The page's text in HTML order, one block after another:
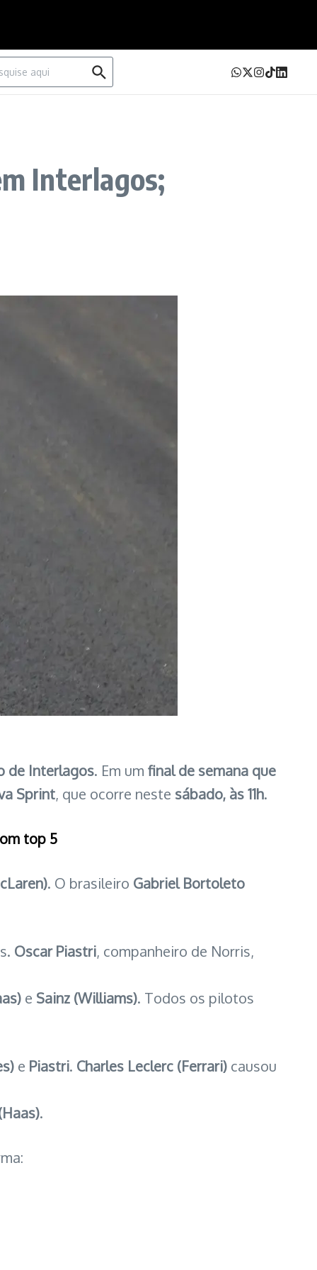
por:
Interlagos;
de Interlagos. Em um final de semana que
Sprint, que ocorre neste sábado, às 11h.
top 5
. O brasileiro Gabriel Bortoleto
Oscar Piastri, companheiro de Norris,
e Sainz (Williams). Todos os pilotos
e Piastri. Charles Leclerc (Ferrari) causou
.